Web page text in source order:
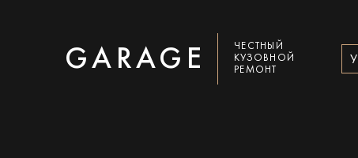
GARAGE
ЧЕСТНЫЙ
КУЗОВНОЙ
РЕМОНТ